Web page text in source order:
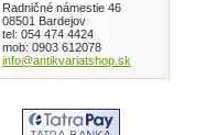
Radničné námestie 46
08501 Bardejov
tel: 054 474 4424
mob: 0903 612078
info@antikvariatshop.sk